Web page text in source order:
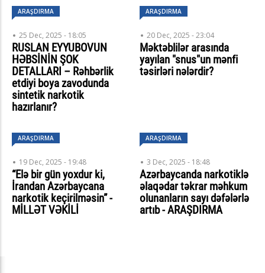
ARAŞDIRMA
25 Dec, 2025 - 18:05
RUSLAN EYYUBOVUN
HƏBSİNİN ŞOK
DETALLARI – Rəhbərlik
etdiyi boya zavodunda
sintetik narkotik
hazırlanır?
ARAŞDIRMA
20 Dec, 2025 - 23:04
Məktəblilər arasında
yayılan "snus"un mənfi
təsirləri nələrdir?
ARAŞDIRMA
19 Dec, 2025 - 19:48
“Elə bir gün yoxdur ki,
İrandan Azərbaycana
narkotik keçirilməsin” -
MİLLƏT VƏKİLİ
ARAŞDIRMA
3 Dec, 2025 - 18:48
Azərbaycanda narkotiklə
əlaqədar təkrar məhkum
olunanların sayı dəfələrlə
artıb - ARAŞDIRMA